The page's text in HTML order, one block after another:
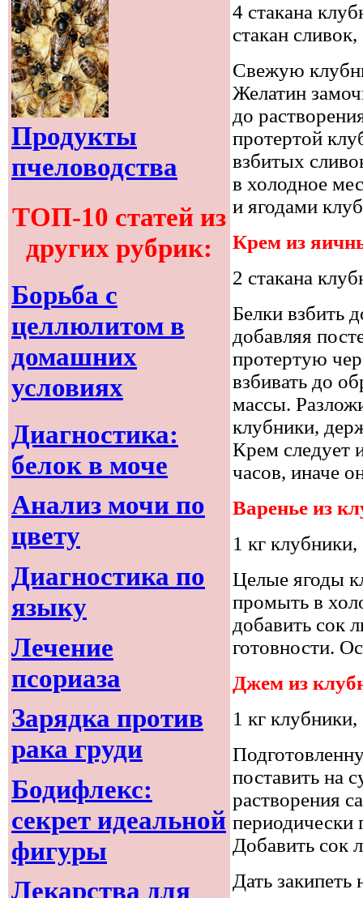
Продукты
пчеловодства
ТОП-10 статей из
других рубрик:
Борьба с
целлюлитом в
домашних
условиях
Диагностика:
белок в моче
Анализ мочи по
цвету
Диагностика по
языку
Лечение
псориаза
Зарядка против
рака груди
Бодифлекс:
секрет идеальной
фигуры
Лекарства для
4 стакана
стакан
Свежую
Желатин
до
протертой
взбитых
в холодное
и ягодами
Крем из
2 стакана
Белки взбить
добавляя
протертую
взбивать до
массы.
клубники,
Крем следует
часов, иначе
Варенье из
1 кг
Целые ягоды
промыть в
добавить сок
готовности.
Джем из
1 кг
поставить на
растворения
периодически
Добавить сок
Дать закипеть